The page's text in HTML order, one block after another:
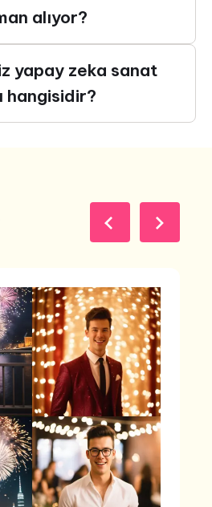
alıyor?
yapay zeka sanat
hangisidir?